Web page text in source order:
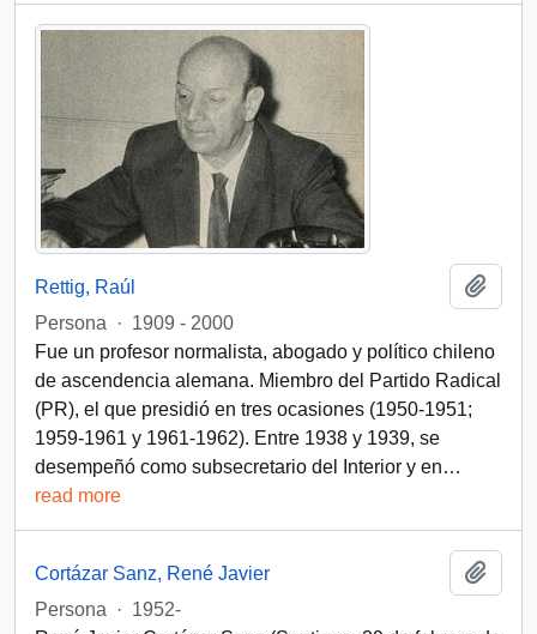
Rettig, Raúl
Persona
· 1909 - 2000
Fue un profesor normalista, abogado y político chileno
de ascendencia alemana. Miembro del Partido Radical
(PR), el que presidió en tres ocasiones (1950-1951;
1959-1961 y 1961-1962). Entre 1938 y 1939, se
desempeñó como subsecretario del Interior y en…
read more
Cortázar Sanz, René Javier
Persona
· 1952-